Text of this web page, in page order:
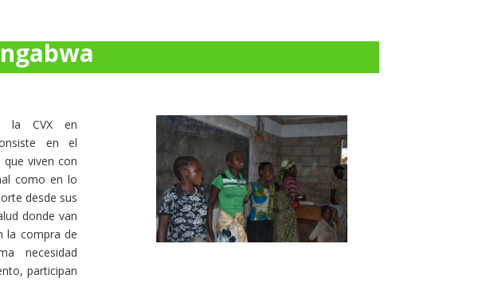
la CVX en
en el
viven con
como en lo
desde sus
donde van
la compra de
necesidad
participan